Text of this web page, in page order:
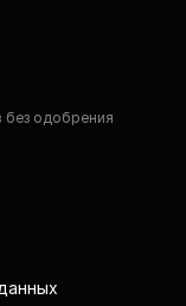
без одобрения